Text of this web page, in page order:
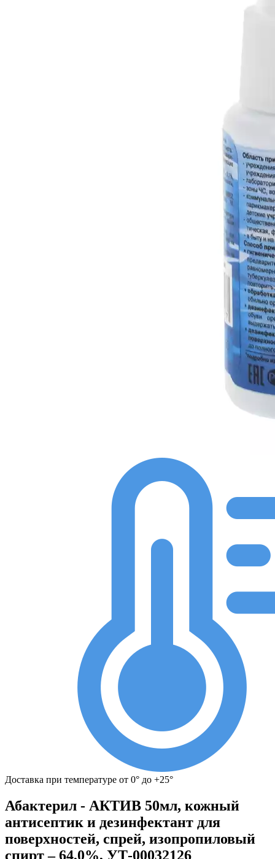
Доставка при температуре от 0° до +25°
Абактерил - АКТИВ 50мл, кожный
антисептик и дезинфектант для
поверхностей, спрей, изопропиловый
спирт – 64,0%, УТ-00032126